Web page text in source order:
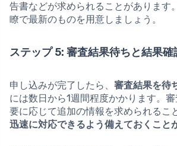
告書などが求められることがあります
瞭で最新のものを用意しましょう。
ステップ 5: 審査結果待ちと結果確
申し込みが完了したら、 審査結果を待
には数日から1週間程度かかります。
要に応じて追加の情報を求められるこ
迅速に対応できるよう備えておくこと